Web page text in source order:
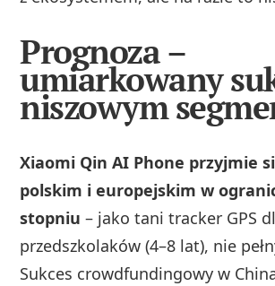
Prognoza –
umiarkowany
niszowym
Xiaomi Qin AI Phone przyjmie
polskim i europejskim w
stopniu – jako tani tracker GPS
przedszkolaków (4–8 lat), nie
Sukces crowdfundingowy w